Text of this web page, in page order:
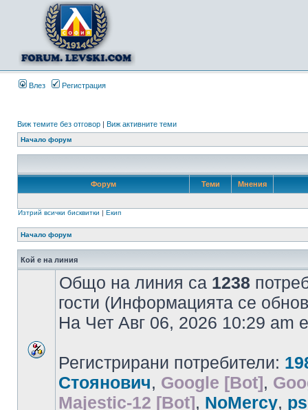
Влез Регистрация
Виж темите без отговор | Виж активните теми
Начало форум
Форум Теми Мнения
Изтрий всички бисквитки | Екип
Начало форум
Кой е на линия
Общо на линия са 1238
гости (Информацията се
На Чет Авг 06, 2026 10:29
Регистрирани потребители:
Стоянович, Google [Bot],
Majestic-12 [Bot], NoMercy,